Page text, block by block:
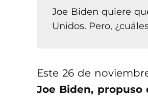
Joe Biden quiere
Unidos. Pero,
Este 26 de
Joe Biden, propuso